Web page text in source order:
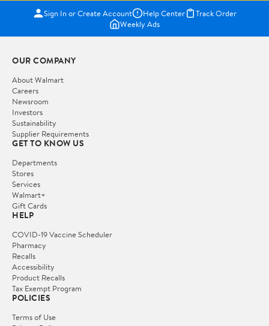
Sign In or Create Account Help Center
Track Order
Weekly Ads
OUR COMPANY
About Walmart
Careers
Newsroom
Investors
Sustainability
Supplier Requirements
GET TO KNOW US
Departments
Stores
Services
Walmart+
Gift Cards
HELP
COVID-19 Vaccine Scheduler
Pharmacy
Recalls
Accessibility
Product Recalls
Tax Exempt Program
POLICIES
Terms of Use